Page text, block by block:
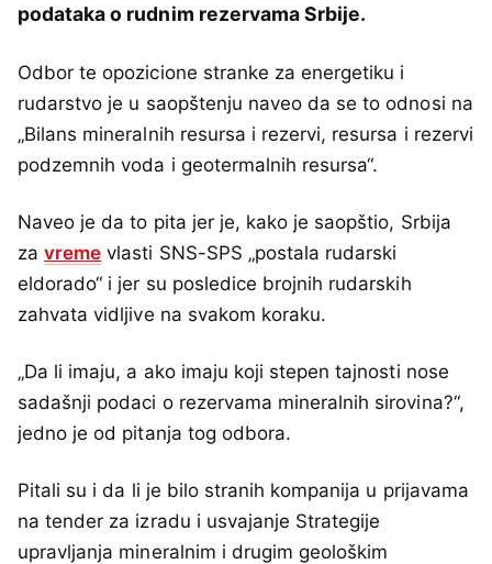
podataka o rudnim rezervama Srbije.
Odbor te opozicione stranke za energetiku i
rudarstvo je u saopštenju naveo da se to odnosi na
„Bilans mineralnih resursa i rezervi, resursa i rezervi
podzemnih voda i geotermalnih resursa“.
Naveo je da to pita jer je, kako je saopštio, Srbija
zavreme vlasti SNS-SPS „postala rudarski
eldorado“ i jer su posledice brojnih rudarskih
zahvata vidljive na svakom koraku.
„Da li imaju, a ako imaju koji stepen tajnosti nose
sadašnji podaci o rezervama mineralnih sirovina?“,
jedno je od pitanja tog odbora.
Pitali su i da li je bilo stranih kompanija u prijavama
na tender za izradu i usvajanje Strategije
upravljanja mineralnim i drugim geološkim